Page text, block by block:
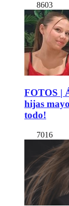
8603
FOTOS |
hijas
todo!
7016